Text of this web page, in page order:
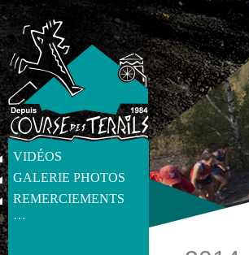
VIDÉOS
GALERIE PHOTOS
REMERCIEMENTS
…